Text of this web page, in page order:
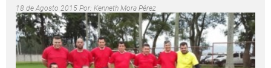
18 de Agosto 2015 Por: Kenneth Mora Pérez